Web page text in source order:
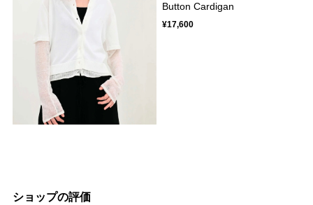
Button Cardigan
¥17,600
ショップの評価